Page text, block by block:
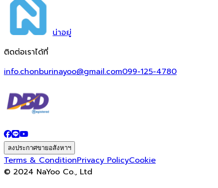
น่าอยู่
ติดต่อเราได้ที่
info.chonburinayoo@gmail.com099-125-4780
ลงประกาศขายอสังหาฯ
Terms & ConditionPrivacy PolicyCookie
© 2024 NaYoo Co., Ltd